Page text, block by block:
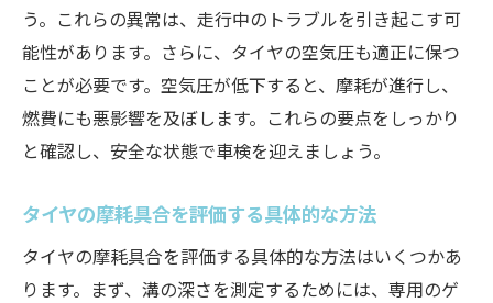
う。これらの異常は、走行中のトラブルを引き起こす可
能性があります。さらに、タイヤの空気圧も適正に保つ
ことが必要です。空気圧が低下すると、摩耗が進行し、
燃費にも悪影響を及ぼします。これらの要点をしっかり
と確認し、安全な状態で車検を迎えましょう。
タイヤの摩耗具合を評価する具体的な方法
タイヤの摩耗具合を評価する具体的な方法はいくつかあ
ります。まず、溝の深さを測定するためには、専用のゲ